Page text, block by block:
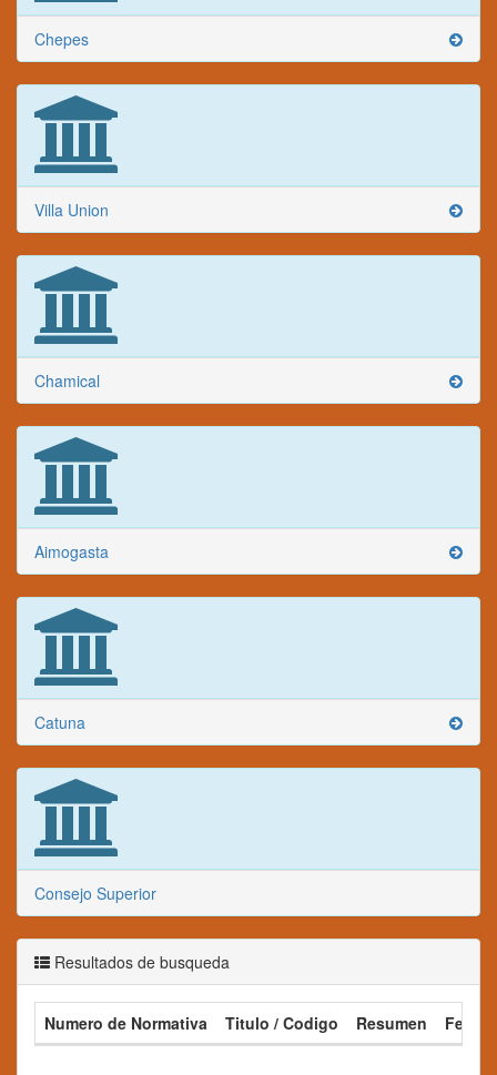
Chepes
Villa Union
Chamical
Aimogasta
Catuna
Consejo Superior
Resultados de busqueda
Numero de Normativa Titulo / Codigo Resumen Fecha